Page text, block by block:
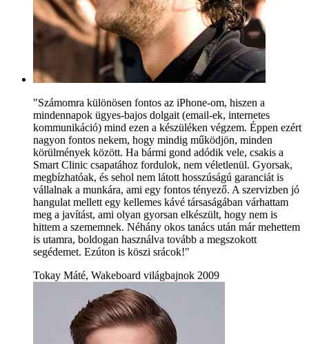
"Számomra különösen fontos az iPhone-om, hiszen a
mindennapok ügyes-bajos dolgait (email-ek, internetes
kommunikáció) mind ezen a készüléken végzem. Éppen ezért
nagyon fontos nekem, hogy mindig működjön, minden
körülmények között. Ha bármi gond adódik vele, csakis a
Smart Clinic csapatához fordulok, nem véletlenül. Gyorsak,
megbízhatóak, és sehol nem látott hosszúságú garanciát is
vállalnak a munkára, ami egy fontos tényező. A szervizben jó
hangulat mellett egy kellemes kávé társaságában várhattam
meg a javítást, ami olyan gyorsan elkészült, hogy nem is
hittem a szememnek. Néhány okos tanács után már mehettem
is utamra, boldogan használva tovább a megszokott
segédemet. Ezúton is köszi srácok!"
Tokay Máté, Wakeboard világbajnok 2009